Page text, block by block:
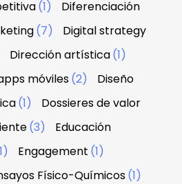
(1)
Diferenciación
(7)
Digital strategy
Dirección artística(1)
móviles(2)
Diseño
(1)
Dossieres de valor
(3)
Educación
Engagement (1)
Físico-Químicos(1)